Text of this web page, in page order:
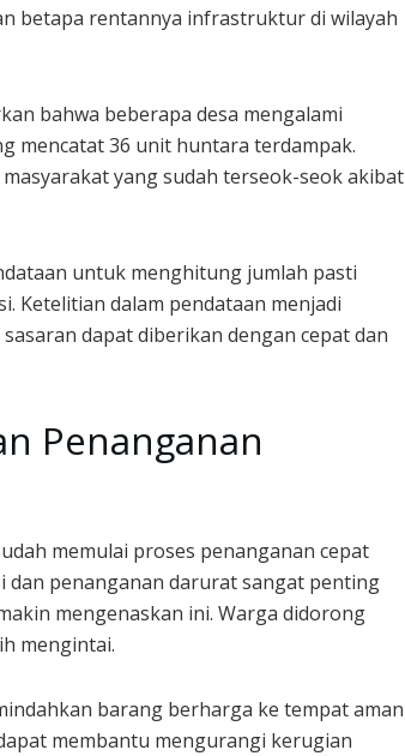
betapa rentannya infrastruktur di wilayah
bahwa beberapa desa mengalami
mencatat 36 unit huntara terdampak.
yang sudah terseok-seok akibat
untuk menghitung jumlah pasti
Ketelitian dalam pendataan menjadi
dapat diberikan dengan cepat dan
Penanganan
memulai proses penanganan cepat
dan penanganan darurat sangat penting
mengenaskan ini. Warga didorong
mengintai.
barang berharga ke tempat aman
membantu mengurangi kerugian